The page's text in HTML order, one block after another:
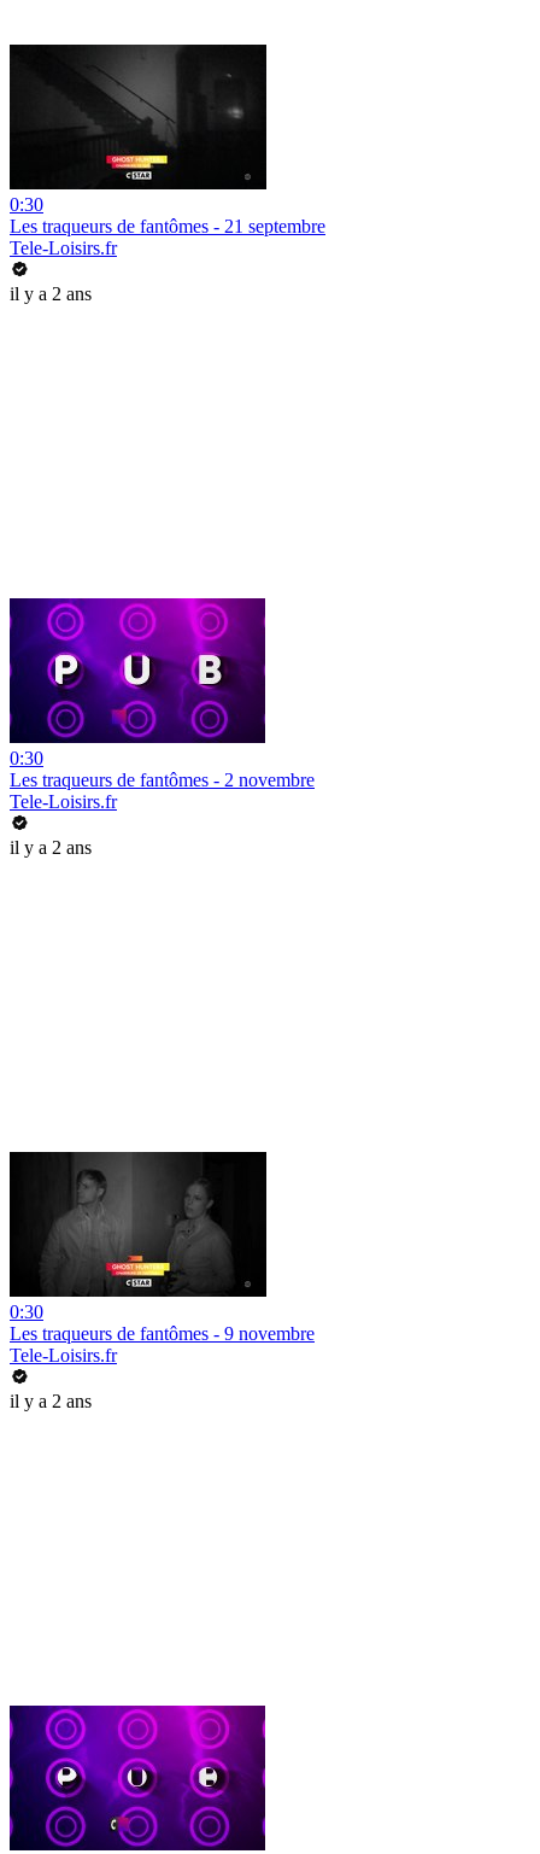
0:30
Les traqueurs de fantômes - 21 septembre
Tele-Loisirs.fr
il y a 2 ans
0:30
Les traqueurs de fantômes - 2 novembre
Tele-Loisirs.fr
il y a 2 ans
0:30
Les traqueurs de fantômes - 9 novembre
Tele-Loisirs.fr
il y a 2 ans